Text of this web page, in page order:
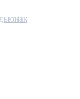
юнак